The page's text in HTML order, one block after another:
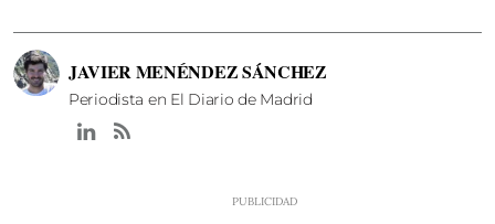
JAVIER MENÉNDEZ SÁNCHEZ
Periodista en El Diario de Madrid